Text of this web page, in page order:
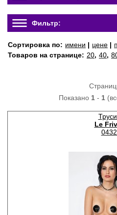
Фильтр:
Сортировка по: имени | цене |
Товаров на странице: 20, 40,
Показано 1- 1
Le